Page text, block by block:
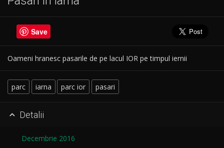
Save
Oameni hranesc pasarile de pe lacul IOR pe timpul iernii
parc iarna parc ior pasari
 Detalii
Decembrie 2016